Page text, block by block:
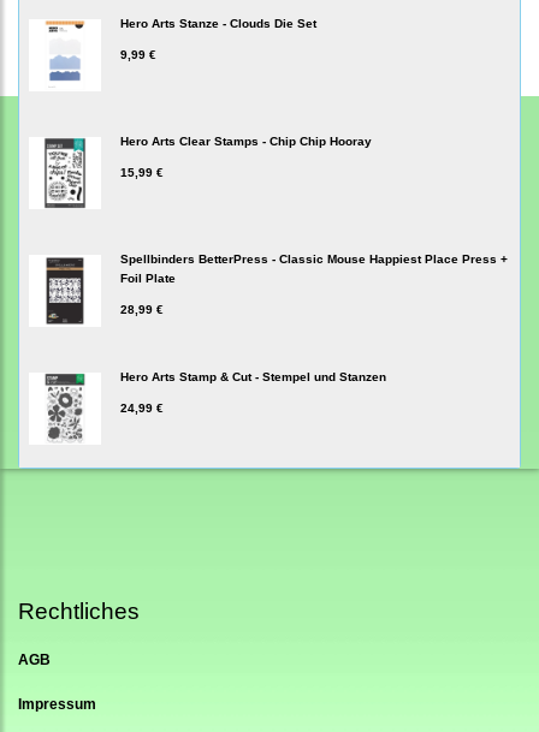
Hero Arts Stanze - Clouds Die Set
9,99 €
Hero Arts Clear Stamps - Chip Chip Hooray
15,99 €
Spellbinders BetterPress - Classic Mouse Happiest Place Press +
Foil Plate
28,99 €
Hero Arts Stamp & Cut - Stempel und Stanzen
24,99 €
Rechtliches
AGB
Impressum